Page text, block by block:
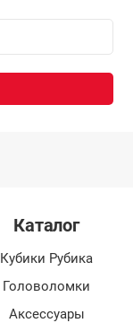
Каталог
Кубики Рубика
Головоломки
Аксессуары